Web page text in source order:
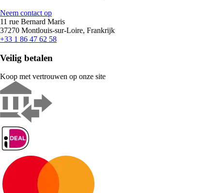
Neem contact op
11 rue Bernard Maris
37270 Montlouis-sur-Loire, Frankrijk
+33 1 86 47 62 58
Veilig betalen
Koop met vertrouwen op onze site